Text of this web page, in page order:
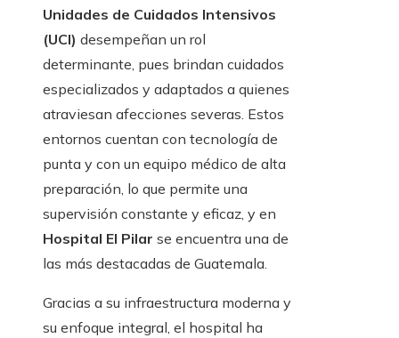
Unidades de Cuidados Intensivos
(UCI) desempeñan un rol
determinante, pues brindan cuidados
especializados y adaptados a quienes
atraviesan afecciones severas. Estos
entornos cuentan con tecnología de
punta y con un equipo médico de alta
preparación, lo que permite una
supervisión constante y eficaz, y en
Hospital El Pilar se encuentra una de
las más destacadas de Guatemala.
Gracias a su infraestructura moderna y
su enfoque integral, el hospital ha